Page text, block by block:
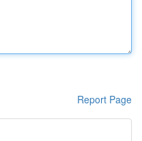
Report Page